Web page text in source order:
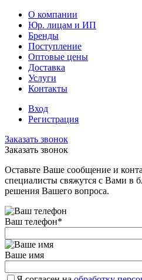
О компании
Юр. лицам и ИП
Бренды
Поступление
Оптовые цены
Доставка
Услуги
Контакты
Вход
Регистрация
Заказать звонок
Заказать звонок
Оставьте Ваше сообщение и
специалисты свяжутся с Вами в
решения Вашего вопроса.
Ваш телефон*
Ваше имя